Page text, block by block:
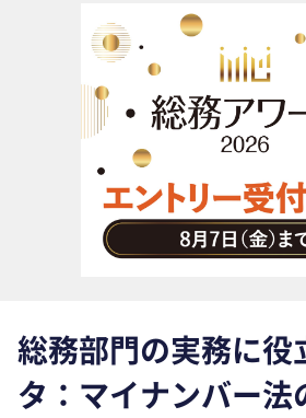
リスクマネジメント・BCP
社外・社内広報
社外・社内コミュニケーション活性化
FM・オフィス移転
CSR・SDGs
テクノロジー活用・DX
助成金・補助金・コスト削減
アウトソーシング・BPO
調査
総務部門の実務に役
タ：マイナンバー法